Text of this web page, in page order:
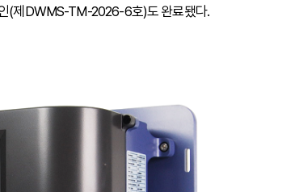
(제DWMS-TM-2026-6호)도 완료됐다.